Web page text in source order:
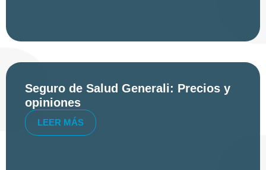
Seguro de Salud Generali: Precios y
opiniones
LEER MÁS